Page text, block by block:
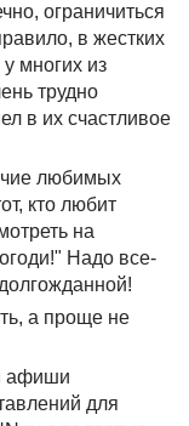
ограничиться
в жестких
многих из
трудно
в их счастливое
любимых
кто любит
на
Надо все-
а проще не
афиши
для